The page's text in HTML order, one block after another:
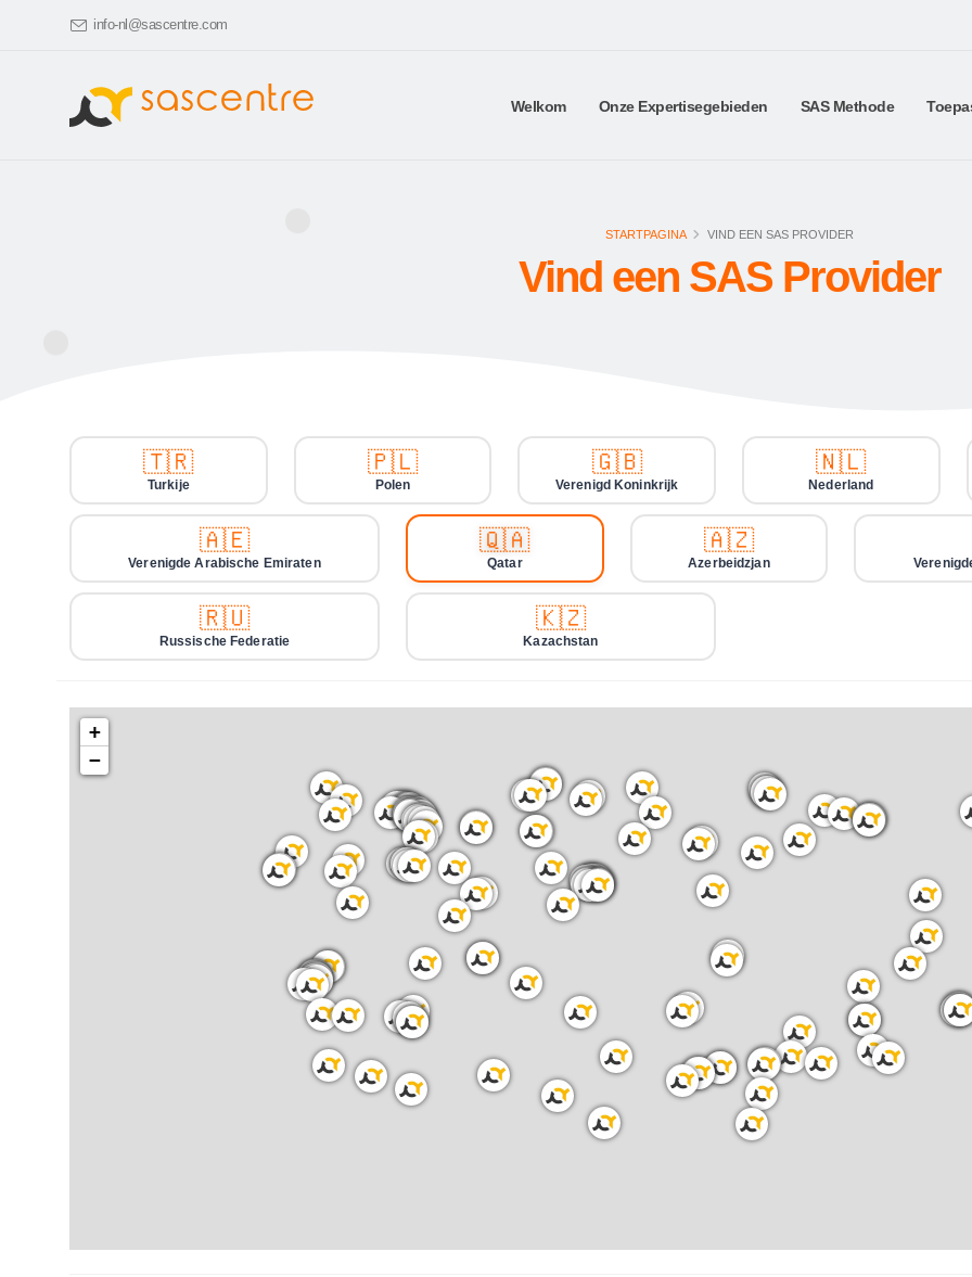
info-nl@sascentre.com
Welkom Onze Expertisegebieden SAS Methode
STARTPAGINA VIND EEN SAS PROVIDER
Vind een SAS Provider
🇹🇷
Turkije
🇵🇱
Polen
🇬🇧
Verenigd Koninkrijk
🇳🇱
Nederland
🇦🇪
Verenigde Arabische Emiraten
🇶🇦
Qatar
🇦🇿
Azerbeidzjan
🇷🇺
Russische Federatie
🇰🇿
Kazachstan
+
−